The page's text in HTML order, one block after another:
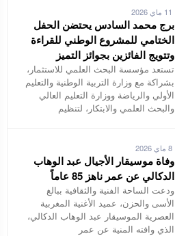
برج محمد السادس يحتضن الحفل
الختامي للمشروع الوطني للقراءة
وتتويج الفائزين بجوائز التميز
تستعد مؤسسة البحث العلمي للاستثمار،
بشراكة مع وزارة التربية الوطنية والتعليم
الأولي والرياضة ووزارة التعليم العالي
والبحث العلمي والابتكار، لتنظيم
8 ماي 2026
وفاة موسيقار الأجيال عبد الوهاب
الدكالي عن عمر ناهز 85 عاماً
ودعت الساحة الفنية والثقافية ببالغ
الأسى والحزن، عميد الأغنية المغربية
العصرية الموسيقار عبد الوهاب الدكالي،
الذي وافته المنية عن عمر